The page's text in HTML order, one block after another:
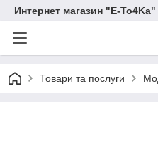
Интернет магазин "E-To4Ka"
Товари та послуги